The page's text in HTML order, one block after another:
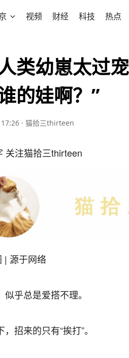
视频 财经 科技 热点
类幼崽太过
的娃啊？”
· 猫拾三thirteen
关注猫拾三thirteen
| 源于网络
乎总是爱搭不理。
招来的只有“挨打”。